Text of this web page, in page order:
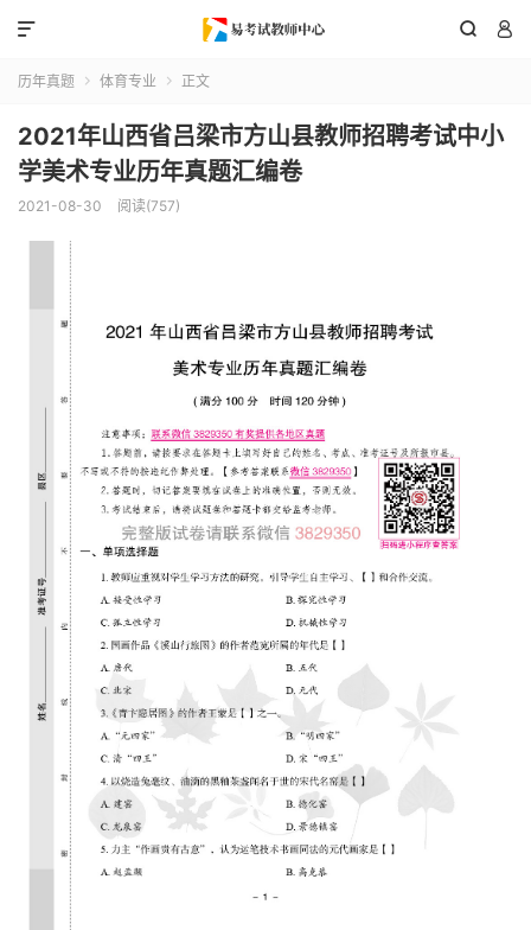
 

历年真题  体育专业  正文
2021年山西省吕梁市方山县教师招聘考试中小
学美术专业历年真题汇编卷
2021-08-30 阅读(757)